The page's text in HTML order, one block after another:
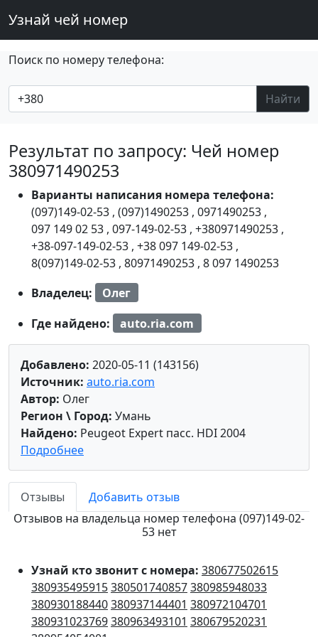
Узнай чей номер
Поиск по номеру телефона:
Найти
Результат по запросу: Чей номер
380971490253
Варианты написания номера телефона:
(097)149-02-53 , (097)1490253 , 0971490253 ,
097 149 02 53 , 097-149-02-53 , +380971490253 ,
+38-097-149-02-53 , +38 097 149-02-53 ,
8(097)149-02-53 , 80971490253 , 8 097 1490253
Владелец:
Олег
Где найдено:
auto.ria.com
Добавлено: 2020-05-11 (143156)
Источник: auto.ria.com
Автор: Олег
Регион \ Город: Умань
Найдено: Peugeot Expert пасс. HDI 2004
Подробнее
Отзывы
Добавить отзыв
Отзывов на владельца номер телефона (097)149-02-
53 нет
Узнай кто звонит с номера: 380677502615
380935495915380501740857380985948033
380930188440380937144401 380972104701
380931023769380963493101 380679520231